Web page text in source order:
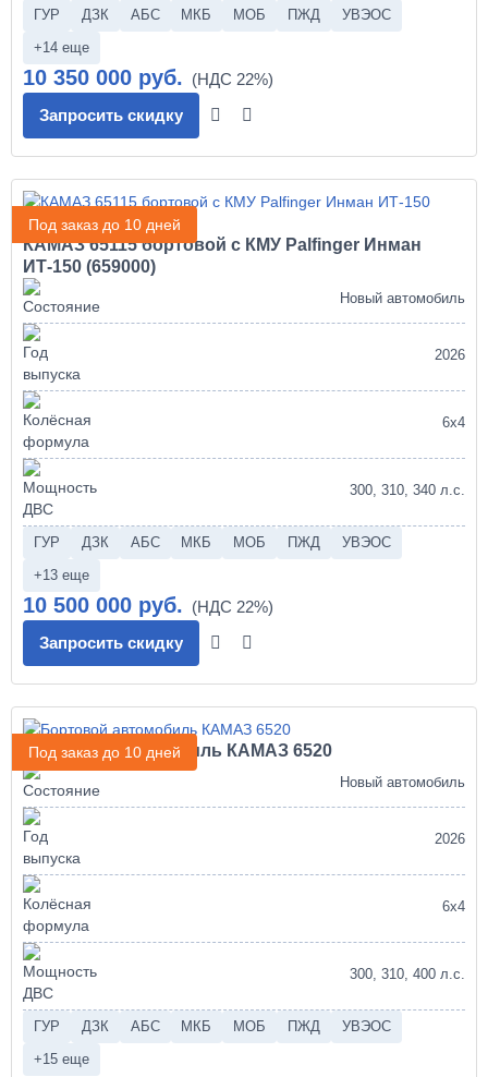
ГУР ДЗК АБС МКБ МОБ ПЖД
УВЭОС
+14 еще
10 350 000 руб.
Запросить скидку
Под заказ до 10 дней
КАМАЗ 65115 бортовой с КМУ Palfinger Инман
ИТ-150 (659000)
Новый автомобиль
2026
6х4
300, 310, 340 л.с.
ГУР ДЗК АБС МКБ МОБ ПЖД
УВЭОС
+13 еще
10 500 000 руб.
Запросить скидку
Под заказ до 10 дней
Бортовой автомобиль КАМАЗ 6520
Новый автомобиль
2026
6х4
300, 310, 400 л.с.
ГУР ДЗК АБС МКБ МОБ ПЖД
УВЭОС
+15 еще